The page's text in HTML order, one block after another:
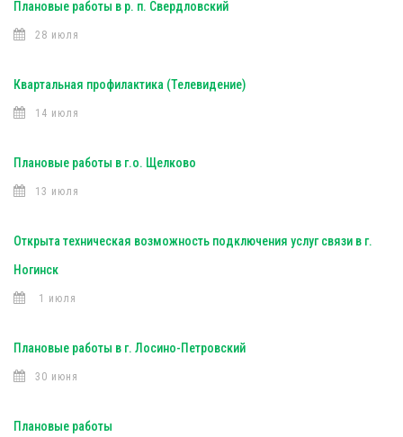
Плановые работы в р. п. Свердловский
28 июля
Квартальная профилактика (Телевидение)
14 июля
Плановые работы в г.о. Щелково
13 июля
Открыта техническая возможность подключения услуг связи в г.
Ногинск
1 июля
Плановые работы в г. Лосино-Петровский
30 июня
Плановые работы